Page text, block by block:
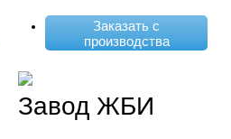
Заказать с
производства
Завод ЖБИ